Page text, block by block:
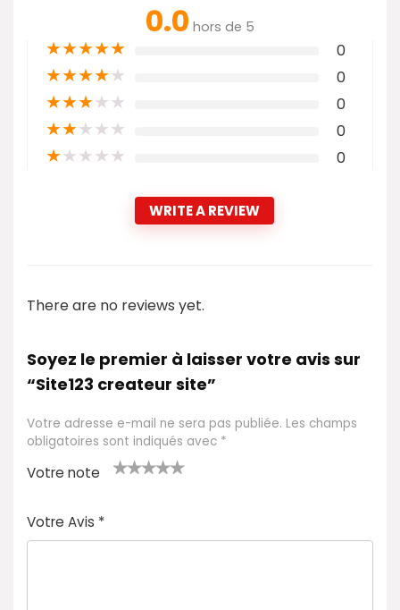
0.0 hors de 5
★★★★★ 0
★★★★★ 0
★★★★★ 0
★★★★★ 0
★★★★★ 0
WRITE A REVIEW
There are no reviews yet.
Soyez le premier à laisser votre avis sur
“Site123 createur site”
Votre adresse e-mail ne sera pas publiée. Les champs
obligatoires sont indiqués avec *
Votre note
t
s
5
Votre Avis *